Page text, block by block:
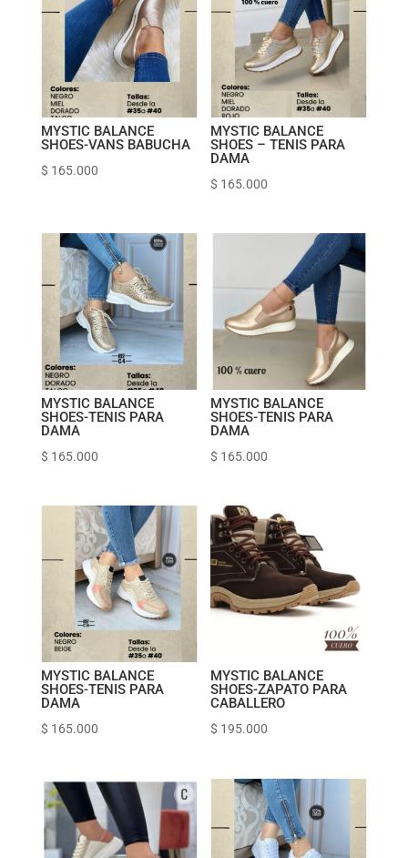
MYSTIC BALANCE
SHOES-VANS BABUCHA
$ 165.000
MYSTIC BALANCE
SHOES – TENIS PARA
DAMA
$ 165.000
MYSTIC BALANCE
SHOES-TENIS PARA
DAMA
$ 165.000
MYSTIC BALANCE
SHOES-TENIS PARA
DAMA
$ 165.000
MYSTIC BALANCE
SHOES-TENIS PARA
DAMA
$ 165.000
MYSTIC BALANCE
SHOES-ZAPATO PARA
CABALLERO
$ 195.000